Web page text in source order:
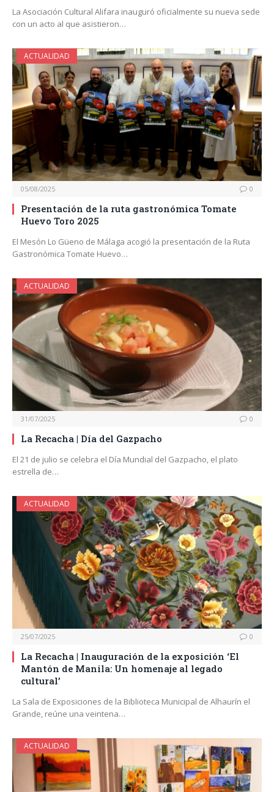
La Asociación Cultural Alifara inauguró oficialmente su nueva sede
con un acto al que asistieron…
ACTUALIDAD
05/08/2025 0
Presentación de la ruta gastronómica Tomate
Huevo Toro 2025
El Mesón Lo Güeno de Málaga acogió la presentación de la Ruta
Gastronómica Tomate Huevo…
ACTUALIDAD
31/07/2025 0
La Recacha | Día del Gazpacho
El 21 de julio se celebra el Día Mundial del Gazpacho, el plato
estrella de…
ACTUALIDAD
25/07/2025 0
La Recacha | Inauguración de la exposición ‘El
Mantón de Manila: Un homenaje al legado
cultural’
La Sala de Exposiciones de la Biblioteca Municipal de Alhaurín el
Grande, reúne una veintena…
ACTUALIDAD